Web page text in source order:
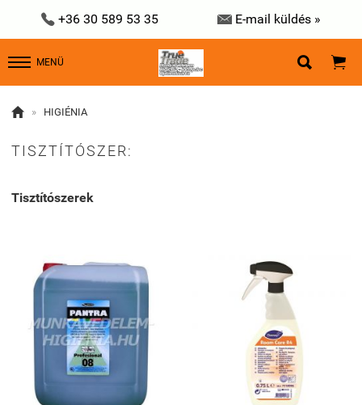
 +36 30 589 53 35  E-mail küldés »
MENÜ  
 » HIGIÉNIA
TISZTÍTÓSZER:
Tisztítószerek